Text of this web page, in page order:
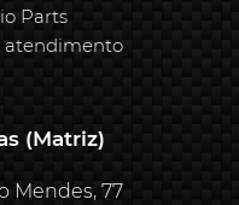
Parts
atendimento
(Matriz)
Mendes, 77